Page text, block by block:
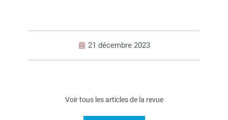
21 décembre 2023
Voir tous les articles de la revue